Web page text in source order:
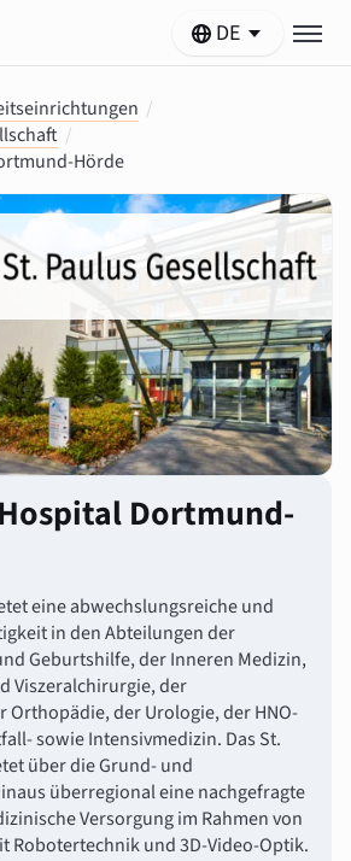
DE
/
/
Hörde
eine abwechslungsreiche und
in den Abteilungen der
Geburtshilfe, der Inneren Medizin,
Viszeralchirurgie, der
Orthopädie, der Urologie, der HNO-
sowie Intensivmedizin. Das St.
über die Grund- und
überregional eine nachgefragte
Versorgung im Rahmen von
Robotertechnik und 3D-Video-Optik.